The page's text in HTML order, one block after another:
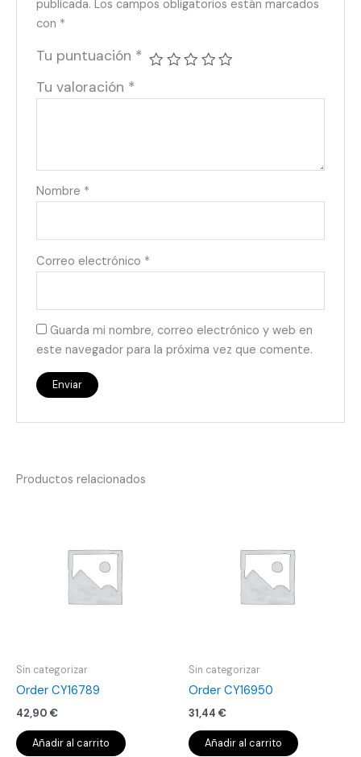
publicada. Los campos obligatorios están marcados
con *
Tu puntuación *
Tu valoración *
Nombre *
Correo electrónico *
Guarda mi nombre, correo electrónico y web en
este navegador para la próxima vez que comente.
Productos relacionados
Sin categorizar
Order CY16789
42,90 €
Añadir al carrito
Sin categorizar
Order CY16950
31,44 €
Añadir al carrito